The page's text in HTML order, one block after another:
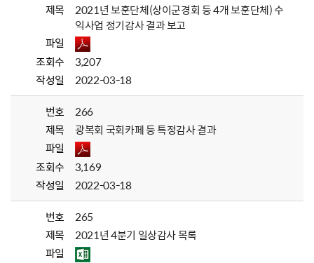
제목
2021년 보훈단체(상이군경회 등 4개 보훈단체) 수
익사업 정기감사 결과 보고
파일
조회수
3,207
작성일
2022-03-18
번호
266
제목
광복회 국회카페 등 특정감사 결과
파일
조회수
3,169
작성일
2022-03-18
번호
265
제목
2021년 4분기 일상감사 목록
파일